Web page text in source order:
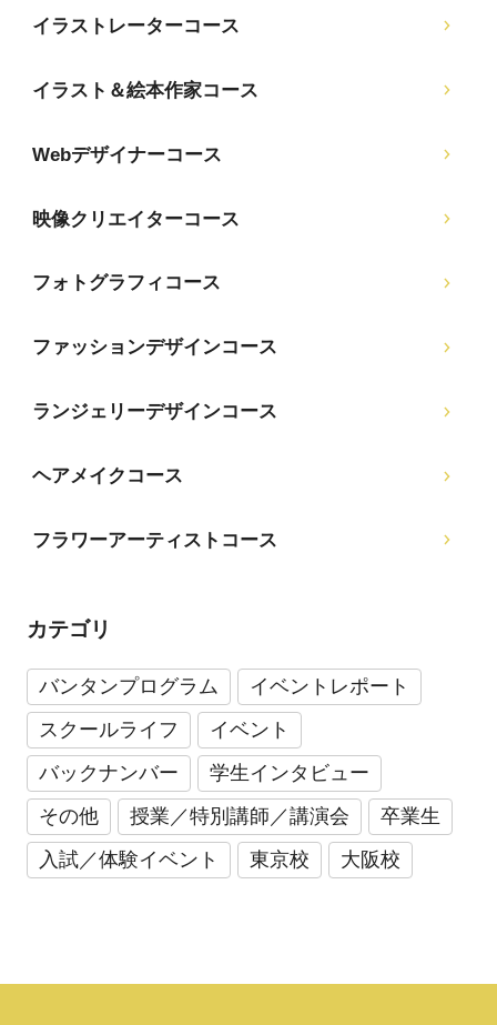
イラストレーターコース
イラスト＆絵本作家コース
Webデザイナーコース
映像クリエイターコース
フォトグラフィコース
ファッションデザインコース
ランジェリーデザインコース
ヘアメイクコース
フラワーアーティストコース
カテゴリ
バンタンプログラム
イベントレポート
スクールライフ
イベント
バックナンバー
学生インタビュー
その他
授業／特別講師／講演会
卒業生
入試／体験イベント
東京校 大阪校